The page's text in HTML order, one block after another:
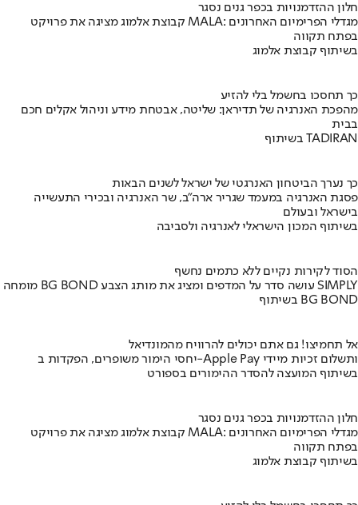
חלון ההזדמנויות בכפר גנים נסגר
קבוצת אלמוג מציגה את פרויקט MALA: מגדלי הפרימיום האחרונים
בפתח תקווה
בשיתוף קבוצת אלמוג
כך תחסכו בחשמל בלי להזיע
מהפכת האנרגיה של תדיראן: שליטה, אבטחת מידע וניהול אקלים חכם
בבית
בשיתוף TADIRAN
כך נערך הביטחון האנרגטי של ישראל לשנים הבאות
פסגת האנרגיה במעמד שגריר ארה"ב, שר האנרגיה ובכירי התעשייה
בישראל ובעולם
בשיתוף המכון הישראלי לאנרגיה ולסביבה
הסוד לקירות נקיים ללא כתמים נחשף
מומחה BG BOND עושה סדר על המדפים ומציג את מותג הצבע SIMPLY
בשיתוף BG BOND
אל תחמיצו! גם אתם יכולים להרוויח מהמונדיאל
יחסי הימור משופרים, הפקדות ב-Apple Pay ותשלום זכיות מיידי
בשיתוף המועצה להסדר ההימורים בספורט
חלון ההזדמנויות בכפר גנים נסגר
קבוצת אלמוג מציגה את פרויקט MALA: מגדלי הפרימיום האחרונים
בפתח תקווה
בשיתוף קבוצת אלמוג